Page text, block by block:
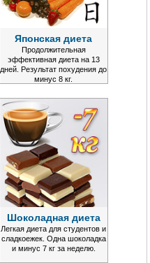
Японская диета
Продолжительная
эффективная диета на 13
дней. Результат похудения до
минус 8 кг.
Шоколадная диета
Легкая диета для студентов и
сладкоежек. Одна шоколадка
и минус 7 кг за неделю.